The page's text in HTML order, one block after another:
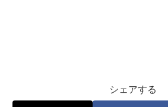
シェアする